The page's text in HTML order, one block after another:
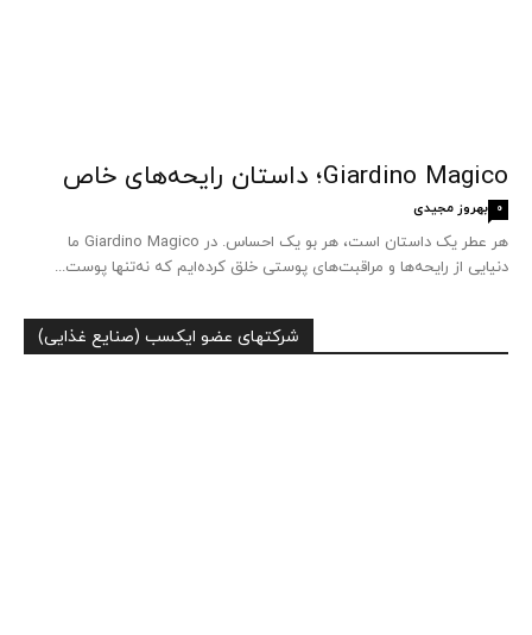
Giardino Magico؛ داستان رایحه‌های خاص
بهروز مجیدی 0
هر عطر یک داستان است، هر بو یک احساس. در Giardino Magico ما
دنیایی از رایحه‌ها و مراقبت‌های پوستی خلق کرده‌ایم که نه‌تنها پوست...
شرکتهای عضو ایکسب (صنایع غذایی)